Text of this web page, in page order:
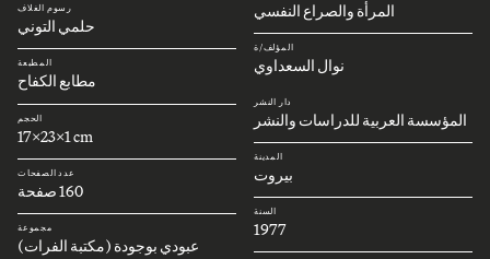
المرأة والصراع النفسي
المؤلف/ة
نوال السعداوي
دار النشر
المؤسسة العربية للدراسات والنشر
المدينة
بيروت
السنة
1977
رسوم الغلاف
حلمي التوني
المطبعة
مطابع الكفاح
الحجم
17x23x1 cm
عدد الصفحات
160 صفحة
مجموعة
عبودي بوجودة (مكتبة الفرات)